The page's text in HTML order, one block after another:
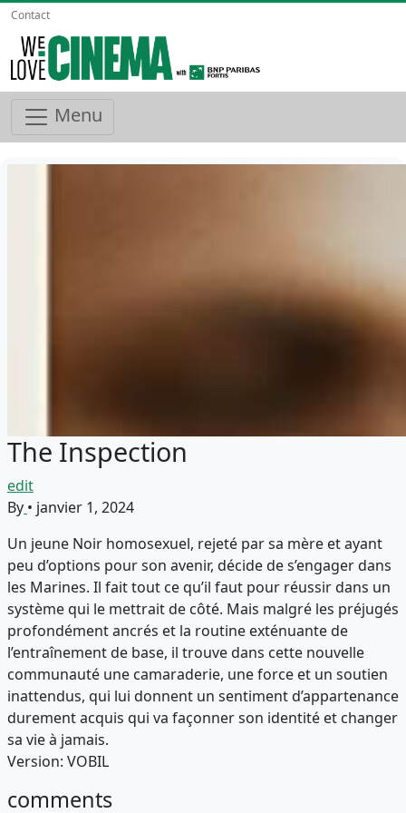
Contact
Menu
The Inspection
edit
By • janvier 1, 2024
Un jeune Noir homosexuel, rejeté par sa mère et ayant
peu d’options pour son avenir, décide de s’engager dans
les Marines. Il fait tout ce qu’il faut pour réussir dans un
système qui le mettrait de côté. Mais malgré les préjugés
profondément ancrés et la routine exténuante de
l’entraînement de base, il trouve dans cette nouvelle
communauté une camaraderie, une force et un soutien
inattendus, qui lui donnent un sentiment d’appartenance
durement acquis qui va façonner son identité et changer
sa vie à jamais.
Version: VOBIL
comments